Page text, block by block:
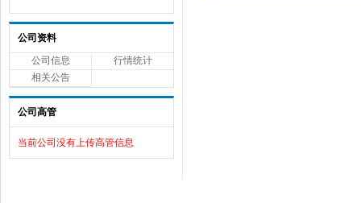
公司资料
公司信息
行情统计
相关公告
公司高管
当前公司没有上传高管信息